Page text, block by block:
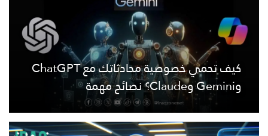
كيف تحمي خصوصية محادثاتك مع ChatGPT
وGemini وClaude؟ نصائح مهمة